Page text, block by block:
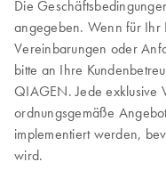
Die
angegeben. Wenn für Ihr
Vereinbarungen oder
bitte an Ihre
QIAGEN. Jede exklusive
ordnungsgemäße
implementiert werden,
wird.